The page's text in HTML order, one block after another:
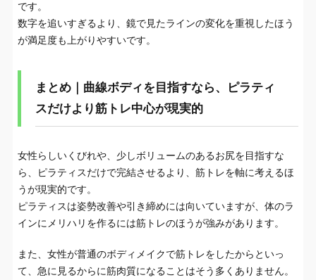
です。
数字を追いすぎるより、鏡で見たラインの変化を重視したほう
が満足度も上がりやすいです。
まとめ｜曲線ボディを目指すなら、ピラティ
スだけより筋トレ中心が現実的
女性らしいくびれや、少しボリュームのあるお尻を目指すな
ら、ピラティスだけで完結させるより、筋トレを軸に考えるほ
うが現実的です。
ピラティスは姿勢改善や引き締めには向いていますが、体のラ
インにメリハリを作るには筋トレのほうが強みがあります。
また、女性が普通のボディメイクで筋トレをしたからといっ
て、急に見るからに筋肉質になることはそう多くありません。